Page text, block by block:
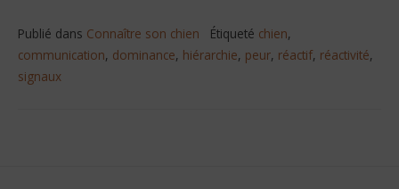
Publié dans Connaître son chien Étiqueté chien,
communication, dominance, hiérarchie, peur, réactif, réactivité,
signaux